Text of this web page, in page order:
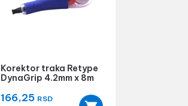
Korektor traka Retype
DynaGrip 4.2mm x 8m
166,25 RSD